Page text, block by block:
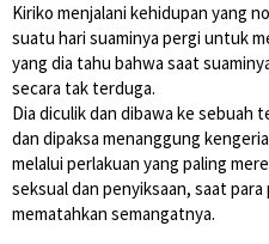
Kiriko menjalani kehidupan yang
suatu hari suaminya pergi untuk
yang dia tahu bahwa saat
secara tak terduga.
Dia diculik dan dibawa ke sebuah
dan dipaksa menanggung
melalui perlakuan yang paling
seksual dan penyiksaan, saat
mematahkan semangatnya.